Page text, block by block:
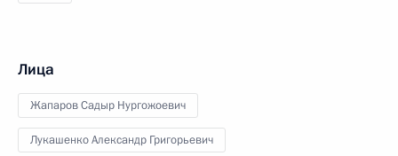
Лица
Жапаров Садыр Нургожоевич
Лукашенко Александр Григорьевич